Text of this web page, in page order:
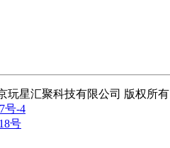
玩星汇聚科技有限公司 版权所有
号-4
号